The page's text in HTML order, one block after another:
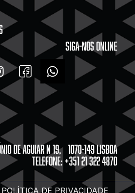
SIGA-NOS ONLINE
DE AGUIAR N 19, 1070-149 LISBOA
TELEFONE: +351 21 322 4870
DE PRIVACIDADE